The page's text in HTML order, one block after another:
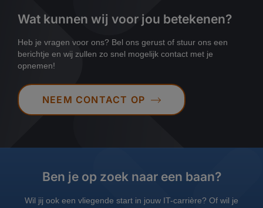
Wat kunnen wij voor jou betekenen?
Heb je vragen voor ons? Bel ons gerust of stuur ons een
berichtje en wij zullen zo snel mogelijk contact met je
opnemen!
NEEM CONTACT OP
Ben je op zoek naar een baan?
Wil jij ook een vliegende start in jouw IT-carrière? Of wil je